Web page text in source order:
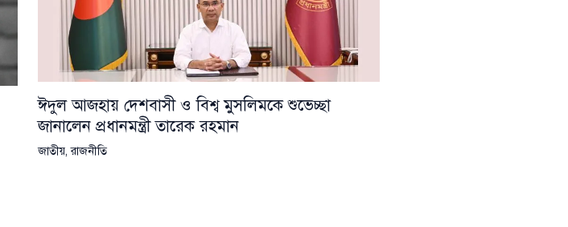
ঈদুল আজহায় দেশবাসী ও বিশ্ব মুসলিমকে শুভেচ্ছা
জানালেন প্রধানমন্ত্রী তারেক রহমান
জাতীয়,রাজনীতি